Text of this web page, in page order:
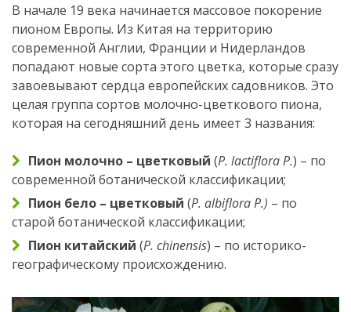
В начале 19 века начинается массовое покорение
пионом Европы. Из Китая на территорию
современной Англии, Франции и Нидерландов
попадают новые сорта этого цветка, которые сразу
завоевывают сердца европейских садовников. Это
целая группа сортов молочно-цветкового пиона,
которая на сегодняшний день имеет 3 названия:
Пион молочно – цветковый (Р. lactiflora P.) – по
современной ботанической классификации;
Пион бело – цветковый (Р. albiflora P.) – по
старой ботанической классификации;
Пион китайский (Р. chinensis) – по историко-
географическому происхождению.